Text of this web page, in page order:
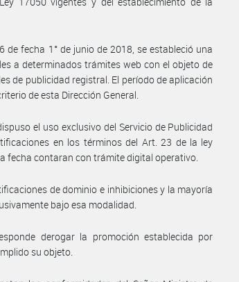
de fecha 1° de junio de 2018, se estableció una
a determinados trámites web con el objeto de
de publicidad registral. El período de aplicación
de esta Dirección General.
el uso exclusivo del Servicio de Publicidad
en los términos del Art. 23 de la ley
fecha contaran con trámite digital operativo.
de dominio e inhibiciones y la mayoría
bajo esa modalidad.
derogar la promoción establecida por
su objeto.